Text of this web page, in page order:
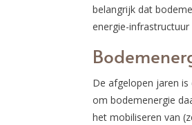
belangrijk dat
energie-
De afgelopen jaren
om bodemenergie
het mobiliseren van